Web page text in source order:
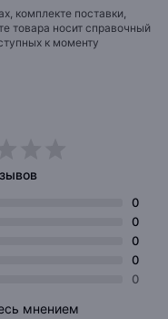
комплекте поставки,
товара носит справочный
к моменту
0
0
0
0
0
мнением